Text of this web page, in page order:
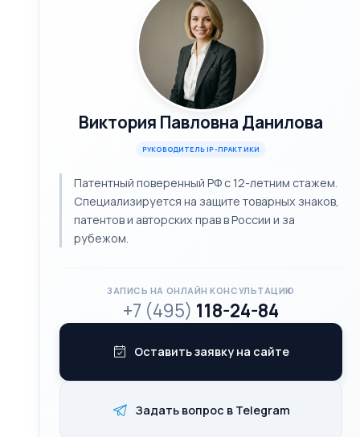
Виктория Павловна Данилова
РУКОВОДИТЕЛЬ IP-ПРАКТИКИ
Патентный поверенный РФ с 12-летним стажем.
Специализируется на защите товарных знаков,
патентов и авторских прав в России и за
рубежом.
ЗАПИСЬ НА ОНЛАЙН КОНСУЛЬТАЦИЮ
+7 (495) 118-24-84
Оставить заявку на сайте
Задать вопрос в Telegram